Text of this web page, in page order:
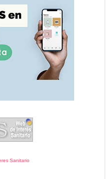
Sanitario